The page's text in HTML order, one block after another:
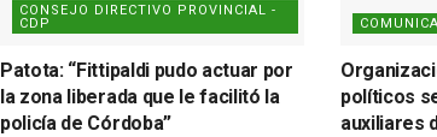
CONSEJO DIRECTIVO PROVINCIAL -
CDP
Patota: “Fittipaldi pudo actuar por
la zona liberada que le facilitó la
policía de Córdoba”
políticos
auxiliares